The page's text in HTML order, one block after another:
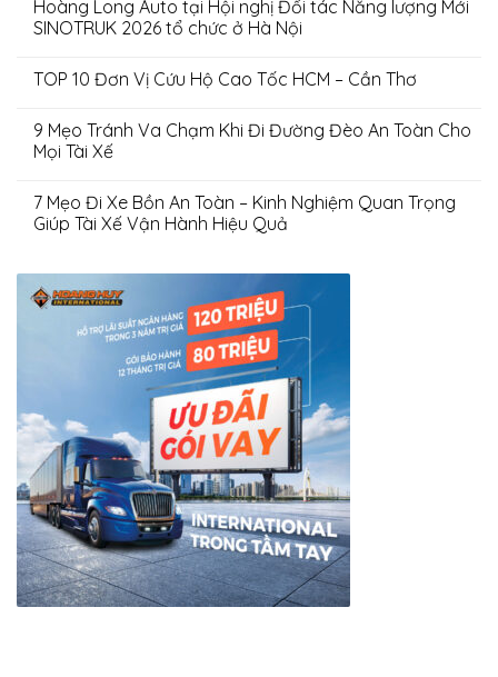
Hoàng Long Auto tại Hội nghị Đối tác Năng lượng Mới
SINOTRUK 2026 tổ chức ở Hà Nội
TOP 10 Đơn Vị Cứu Hộ Cao Tốc HCM – Cần Thơ
9 Mẹo Tránh Va Chạm Khi Đi Đường Đèo An Toàn Cho
Mọi Tài Xế
7 Mẹo Đi Xe Bồn An Toàn – Kinh Nghiệm Quan Trọng
Giúp Tài Xế Vận Hành Hiệu Quả